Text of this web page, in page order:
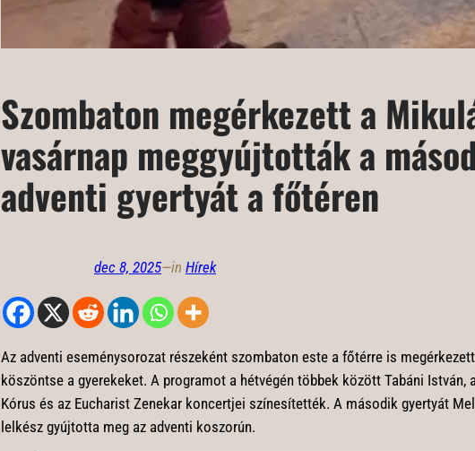
Szombaton megérkezett a
vasárnap meggyújtották a
adventi gyertyát a főtéren
dec 8, 2025—in Hírek
Az adventi eseménysorozat részeként szombaton este a főtérre is
köszöntse a gyerekeket. A programot a hétvégén többek között Tabáni István,
Kórus és az Eucharist Zenekar koncertjei színesítették. A második gyertyát
lelkész gyújtotta meg az adventi koszorún.